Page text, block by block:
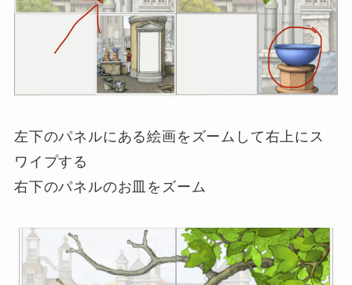
左下のパネルにある絵画をズームして右上にス
ワイプする
右下のパネルのお皿をズーム